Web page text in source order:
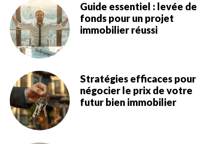
Guide essentiel : levée de
fonds pour un projet
immobilier réussi
Stratégies efficaces pour
négocier le prix de votre
futur bien immobilier